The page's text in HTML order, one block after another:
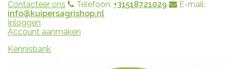
Contacteer ons Telefoon: +31518721029
E-mail:
info@kuipersagrishop.nl
Inloggen
Account aanmaken
Kennisbank